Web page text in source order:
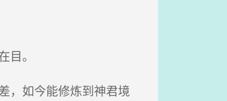
。
，如今能修炼到神君境